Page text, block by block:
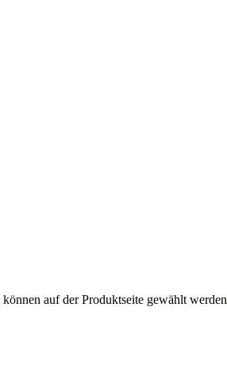
auf der Produktseite gewählt werden